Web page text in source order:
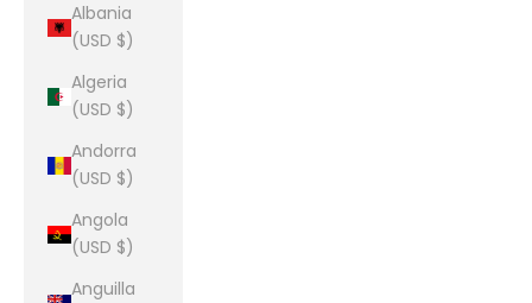
Albania
(USD $)
Algeria
(USD $)
Andorra
(USD $)
Angola
(USD $)
Anguilla